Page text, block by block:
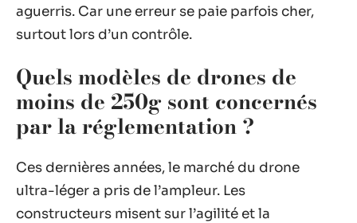
aguerris. Car une erreur se paie parfois cher,
surtout lors d’un contrôle.
Quels modèles de drones de
moins de 250g sont concernés
par la réglementation ?
Ces dernières années, le marché du drone
ultra-léger a pris de l’ampleur. Les
constructeurs misent sur l’agilité et la